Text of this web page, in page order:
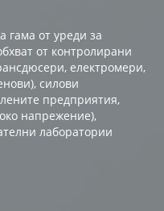
гама от уреди за
от контролирани
електромери,
силови
предприятия,
напрежение),
лаборатории